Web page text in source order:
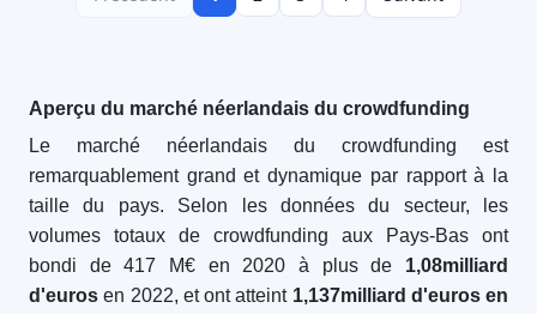
Aperçu du marché néerlandais du crowdfunding
Le marché néerlandais du crowdfunding est
remarquablement grand et dynamique par rapport à la
taille du pays. Selon les données du secteur, les
volumes totaux de crowdfunding aux Pays-Bas ont
bondi de 417 M€ en 2020 à plus de 1,08milliard
d'euros en 2022, et ont atteint 1,137milliard d'euros en